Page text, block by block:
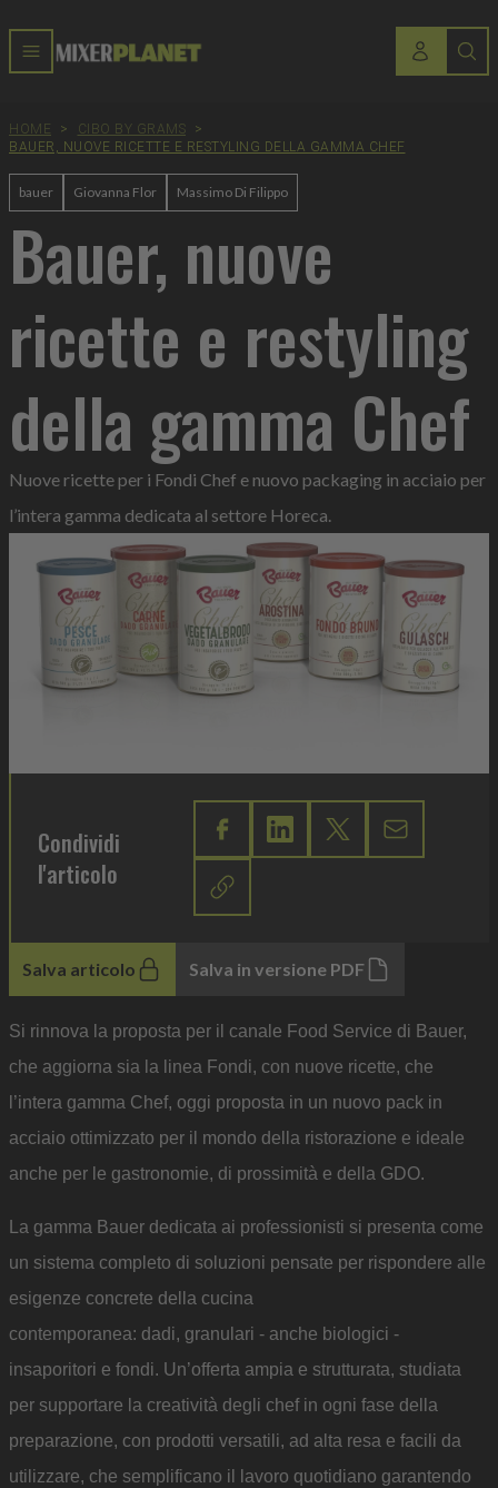
HOME > CIBO BY GRAMS
>
BAUER, NUOVE RICETTE E RESTYLING DELLA GAMMA CHEF
bauer Giovanna Flor Massimo Di Filippo
Bauer, nuove
ricette e restyling
della gamma Chef
Nuove ricette per i Fondi Chef e nuovo packaging in acciaio per
l’intera gamma dedicata al settore Horeca.
Condividi
l'articolo
Salva articolo Salva in versione PDF
Si rinnova la proposta per il canale Food Service di Bauer,
che aggiorna sia la linea Fondi, con nuove ricette, che
l’intera gamma Chef, oggi proposta in un nuovo pack in
acciaio ottimizzato per il mondo della ristorazione e ideale
anche per le gastronomie, di prossimità e della GDO.
La gamma Bauer dedicata ai professionisti si presenta come
un sistema completo di soluzioni pensate per rispondere alle
esigenze concrete della cucina
contemporanea: dadi, granulari - anche biologici -
insaporitori e fondi. Un’offerta ampia e strutturata, studiata
per supportare la creatività degli chef in ogni fase della
preparazione, con prodotti versatili, ad alta resa e facili da
utilizzare, che semplificano il lavoro quotidiano garantendo